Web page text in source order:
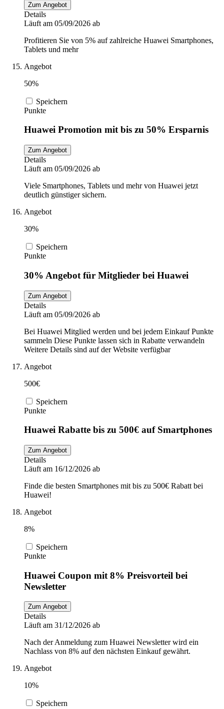
Zum Angebot
Details
Läuft am 05/09/2026 ab
Profitieren Sie von 5% auf zahlreiche Huawei Smartphones,
Tablets und mehr
Angebot
50%
Speichern
Punkte
Huawei Promotion mit bis zu 50% Ersparnis
Zum Angebot
Details
Läuft am 05/09/2026 ab
Viele Smartphones, Tablets und mehr von Huawei jetzt
deutlich günstiger sichern.
Angebot
30%
Speichern
Punkte
30% Angebot für Mitglieder bei Huawei
Zum Angebot
Details
Läuft am 05/09/2026 ab
Bei Huawei Mitglied werden und bei jedem Einkauf Punkte
sammeln Diese Punkte lassen sich in Rabatte verwandeln
Weitere Details sind auf der Website verfügbar
Angebot
500€
Speichern
Punkte
Huawei Rabatte bis zu 500€ auf Smartphones
Zum Angebot
Details
Läuft am 16/12/2026 ab
Finde die besten Smartphones mit bis zu 500€ Rabatt bei
Huawei!
Angebot
8%
Speichern
Punkte
Huawei Coupon mit 8% Preisvorteil bei
Newsletter
Zum Angebot
Details
Läuft am 31/12/2026 ab
Nach der Anmeldung zum Huawei Newsletter wird ein
Nachlass von 8% auf den nächsten Einkauf gewährt.
Angebot
10%
Speichern